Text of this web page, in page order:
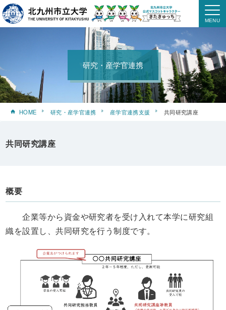
研究・産学官連携
HOME 研究・産学官連携 産学官連携支援 共同研究講座
共同研究講座
概要
企業等から資金や研究者を受け入れて本学に研究組
織を設置し、共同研究を行う制度です。